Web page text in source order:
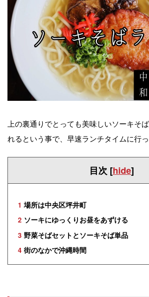
上の裏通りでとっても美味しいソーキそ
れるという事で、早速ランチタイムに行っ
目次 [hide]
1 場所は中央区坪井町
2 ソーキにゆっくりお昼をあずける
3 野菜そばセットとソーキそば単品
4 街のなかで沖縄時間